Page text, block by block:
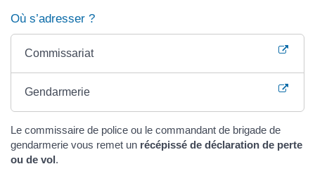
Où s’adresser ?
Commissariat
Gendarmerie
Le commissaire de police ou le commandant de brigade de
gendarmerie vous remet un récépissé de déclaration de perte
ou de vol.